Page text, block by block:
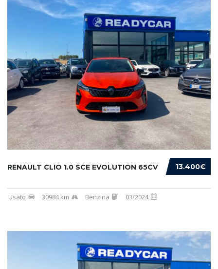
13.400€
RENAULT CLIO 1.0 SCE EVOLUTION 65CV
Usato 30984 km Benzina 03/2024